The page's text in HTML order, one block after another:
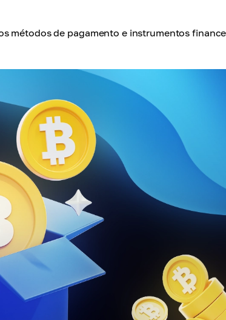
métodos de pagamento e instrumentos